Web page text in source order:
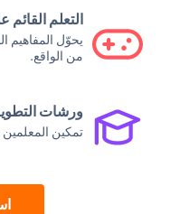
التعلم القائم
يحوّل المفاهيم
من الواقع.
ورشات
تمكين